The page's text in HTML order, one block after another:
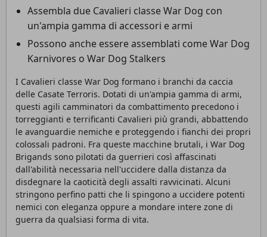
Assembla due Cavalieri classe War Dog con
un'ampia gamma di accessori e armi
Possono anche essere assemblati come War Dog
Karnivores o War Dog Stalkers
I Cavalieri classe War Dog formano i branchi da caccia
delle Casate Terroris. Dotati di un'ampia gamma di armi,
questi agili camminatori da combattimento precedono i
torreggianti e terrificanti Cavalieri più grandi, abbattendo
le avanguardie nemiche e proteggendo i fianchi dei propri
colossali padroni. Fra queste macchine brutali, i War Dog
Brigands sono pilotati da guerrieri così affascinati
dall'abilità necessaria nell'uccidere dalla distanza da
disdegnare la caoticità degli assalti ravvicinati. Alcuni
stringono perfino patti che li spingono a uccidere potenti
nemici con eleganza oppure a mondare intere zone di
guerra da qualsiasi forma di vita.